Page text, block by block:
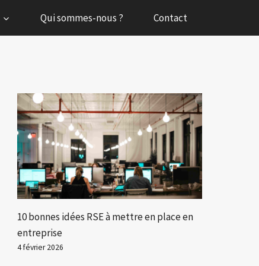
Qui sommes-nous ? Contact
10 bonnes idées RSE à mettre en place en
entreprise
4 février 2026